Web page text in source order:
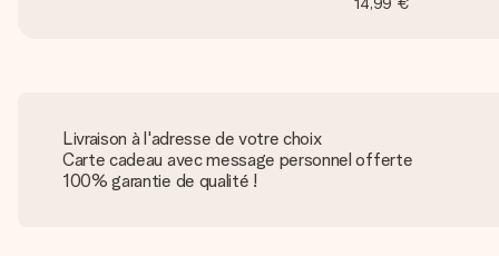
Livraison à l'adresse de votre choix
Carte cadeau avec message personnel offerte
100% garantie de qualité !